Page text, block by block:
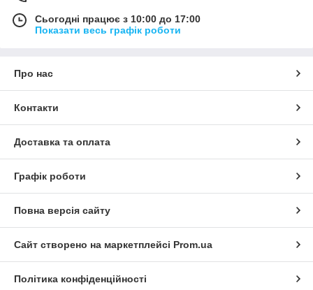
Сьогодні працює з 10:00 до 17:00
Показати весь графік роботи
Про нас
Контакти
Доставка та оплата
Графік роботи
Повна версія сайту
Сайт створено на маркетплейсі Prom.ua
Політика конфіденційності